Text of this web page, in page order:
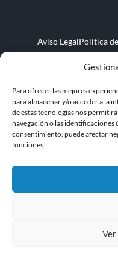
Para ofrecer las mejores
para almacenar y/o acceder a la
de estas tecnologías nos
navegación o las identificaciones
consentimiento, puede afectar
funciones.
Aviso LegalPolítica
Ocupharm Diagnostics S.L.
Designed